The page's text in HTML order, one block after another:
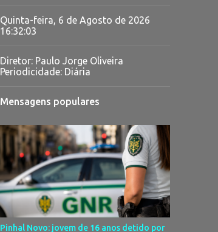
Quinta-feira, 6 de Agosto de 2026
16:32:04
Diretor: Paulo Jorge Oliveira
Periodicidade: Diária
Mensagens populares
Pinhal Novo: jovem de 16 anos detido por